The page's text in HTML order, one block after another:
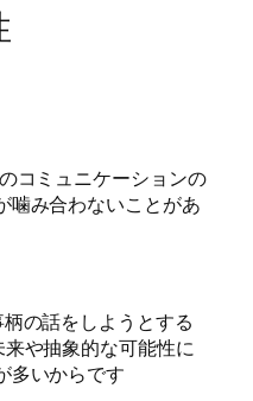
コミュニケーションの
噛み合わないことがあ
の話をしようとする
や抽象的な可能性に
多いからです